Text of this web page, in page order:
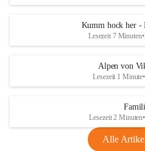
Kumm hock her -
Lesezeit 7 Minuten•
Alpen von
Lesezeit 1 Minute•
Lesezeit 2 Minuten•
Alle